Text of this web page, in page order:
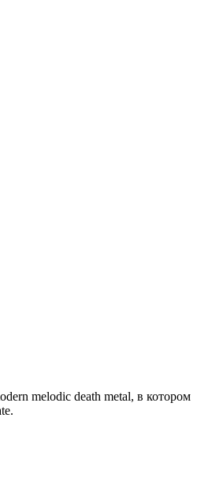
melodic deаth metal, в котором